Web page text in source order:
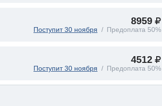
8959
Поступит 30 ноября Предоплата 50%
4512
Поступит 30 ноября Предоплата 50%